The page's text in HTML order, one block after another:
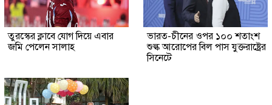
তুরস্কের ক্লাবে যোগ দিয়ে এবার
জমি পেলেন সালাহ
ভারত-চীনের ওপর ১০০ শতাংশ
শুল্ক আরোপের বিল পাস যুক্তরাষ্ট্রের
সিনেটে